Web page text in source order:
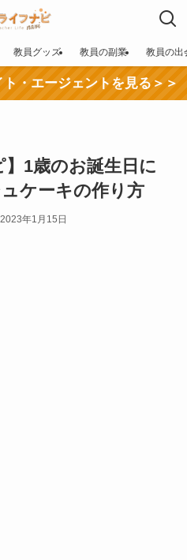
教員グッズ 教員の副業 教員の出
・エージェントを見る＞＞
】1歳のお誕生日に
ケーキの作り方
2023年1月15日